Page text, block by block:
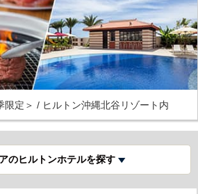
限定＞ / ヒルトン沖縄北谷リゾート内
のヒルトンホテルを探す